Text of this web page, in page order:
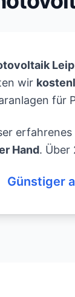
wir
für
Hand. Über
Günstiger